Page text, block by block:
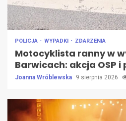
POLICJA WYPADKI ZDARZENIA
Motocyklista ranny w
Barwicach: akcja OSP i
Joanna Wróblewska 9 sierpnia 2026